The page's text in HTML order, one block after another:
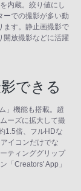
内蔵。絞り値にし
ーでの撮影が多い動
ます。静止画撮影で
開放撮影などに活躍
できる
」機能も搭載。超
ーズに拡大して撮
1.5倍、フルHDな
イコンだけでな
ティンググリップ
「Creators' App」